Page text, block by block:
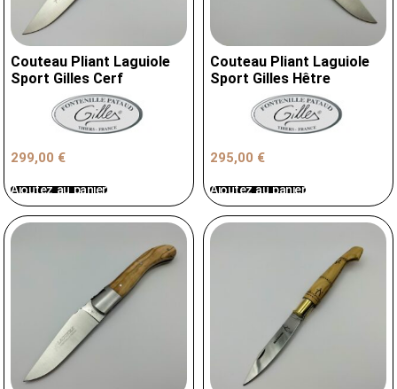
Couteau Pliant Laguiole
Sport Gilles Cerf
299,00 €
Ajoutez au panier
Couteau Pliant Laguiole
Sport Gilles Hêtre
295,00 €
Ajoutez au panier